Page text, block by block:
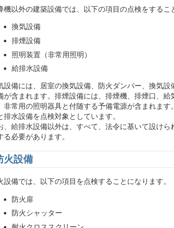
機以外の建築設備では、以下の項目の点検をするこ
換気設備
排煙設備
照明装置（非常用照明）
給排水設備
設備には、居室の換気設備、防火ダンパー、換気
が含まれます。排煙設備には、排煙機、排煙口、
非常用の照明器具と付随する予備電源が含まれま
排水設備を点検対象としています。
、給排水設備以外は、すべて、法令に基いて設け
る必要があります。
火設備
設備では、以下の項目を点検することになります。
防火扉
防火シャッター